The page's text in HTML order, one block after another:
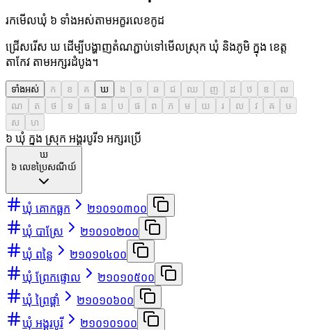
រកមើលឃុំ ៦ ទាំងអស់តាមអក្ខរលេខកូដ
ជ្រើសរើស ឃ ដើម្បីបង្ហាញតំណភ្ជាប់ទៅមើលស្រុក ឃុំ និងភូមិ ក្នុង ខេត្ត
តាកែវ តាមអក្សរដំបូង។
ទាំងអស់ ក ខ គ ឃ ង ច ឆ ជ ឈ ញ ដ ឋ ឌ
ឍ
ណ
ត ថ ទ ធ ន ប ផ ព ភ ម យ រ ល វ ឝ
ឞ
ស
ហ
៦ ឃុំ ក្នុង ស្រុក អង្គរបូរី១ អក្សរប្រើ
ឃ
៦ លេខប្រៃសណីយ៍
ឃុំ គោកធ្លក
២១០១០៣០០
ឃុំ បាស្រែ
២១០១០២០០
ឃុំ ពន្លៃ
២១០១០៤០០
ឃុំ ព្រែកផ្ទោល
២១០១០៥០០
ឃុំ ព្រៃផ្គាំ
២១០១០៦០០
ឃុំ អង្គរបូរី
២១០១០១០០